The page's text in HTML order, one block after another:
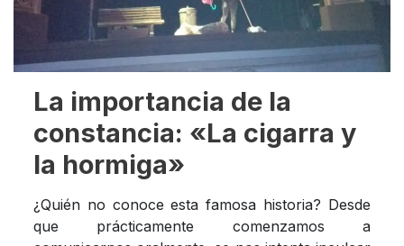
La importancia de la
constancia: «La cigarra y
la hormiga»
¿Quién no conoce esta famosa historia? Desde
que prácticamente comenzamos a